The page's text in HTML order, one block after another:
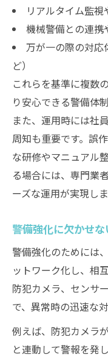
リアルタイム監
機械警備との連携
万が一の際の対応
ど）
これらを基準に複数
り安心できる警備体
また、運用時には社
周知も重要です。誤
な研修やマニュアル
る場合には、専門業
ーズな運用が実現しま
警備強化に欠かせ
警備強化のためには
ットワーク化し、相
防犯カメラ、センサ
で、異常時の迅速な
例えば、防犯カメラ
と連動して警報を発